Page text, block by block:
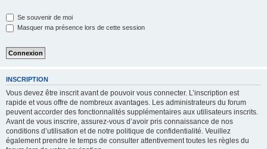
Se souvenir de moi
Masquer ma présence lors de cette session
INSCRIPTION
Vous devez être inscrit avant de pouvoir vous connecter. L’inscription est
rapide et vous offre de nombreux avantages. Les administrateurs du forum
peuvent accorder des fonctionnalités supplémentaires aux utilisateurs inscrits.
Avant de vous inscrire, assurez-vous d’avoir pris connaissance de nos
conditions d’utilisation et de notre politique de confidentialité. Veuillez
également prendre le temps de consulter attentivement toutes les règles du